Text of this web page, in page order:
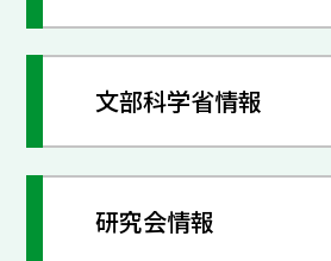
文部科学省情報
研究会情報